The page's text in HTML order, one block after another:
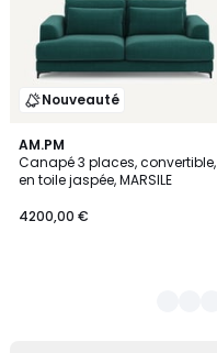
Nouveauté
AM.PM
Canapé 3 places, convertible,
en toile jaspée, MARSILE
4200,00 €
3
Couleurs